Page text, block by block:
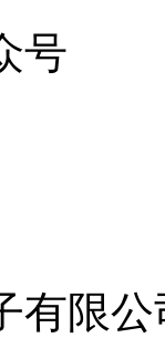
号
有限公